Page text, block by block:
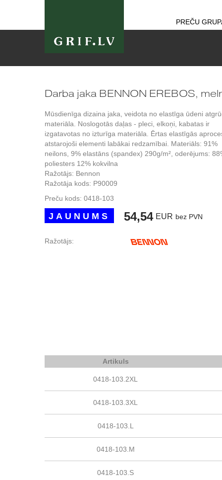
PREČU
Darba jaka BENNON EREBOS,
Mūsdienīga dizaina jaka, veidota no elastīga ūdeni
materiāla. Noslogotās daļas - pleci, elkoņi, kabatas ir
izgatavotas no izturīga materiāla. Ērtas elastīgās
atstarojoši elementi labākai redzamībai. Materiāls: 91%
neilons, 9% elastāns (spandex) 290g/m², oderējums:
poliesters 12% kokvilna
Ražotājs: Bennon
Ražotāja kods: P90009
Preču kods: 0418-103
JAUNUMS 54,54 EUR bez PVN
Ražotājs:
Artikuls
0418-103.2XL
0418-103.3XL
0418-103.L
0418-103.M
0418-103.S